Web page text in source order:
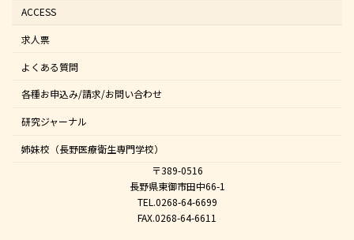
ACCESS
求人票
よくある質問
各種お申込み/請求/お問い合わせ
研究ジャーナル
姉妹校（長野医療衛生専門学校）
〒389-0516
長野県東御市田中66-1
TEL.0268-64-6699
FAX.0268-64-6611